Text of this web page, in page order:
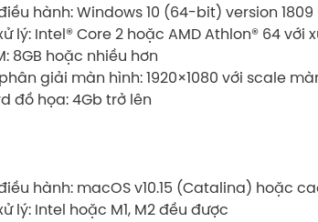
hành: Windows 10 (64-bit) version
lý: Intel® Core 2 hoặc AMD Athlon® 64 với
8GB hoặc nhiều hơn
giải màn hình: 1920×1080 với scale
đồ họa: 4Gb trở lên
hành: macOS v10.15 (Catalina) hoặc
lý: Intel hoặc M1, M2 đều được